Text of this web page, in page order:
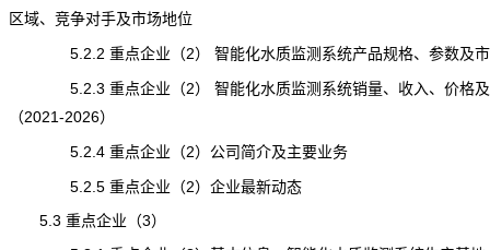
区域、竞争对手及市场地位
5.2.2 重点企业（2） 智能化水质监测系统产品规格、参数及市
5.2.3 重点企业（2） 智能化水质监测系统销量、收入、价格及
（2021-2026）
5.2.4 重点企业（2）公司简介及主要业务
5.2.5 重点企业（2）企业最新动态
5.3 重点企业（3）